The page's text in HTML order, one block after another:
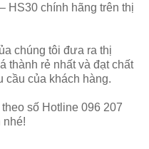
HS30 chính hãng trên thị
chúng tôi đưa ra thị
thành rẻ nhất và đạt chất
cầu của khách hàng.
số Hotline 096 207
nhé!